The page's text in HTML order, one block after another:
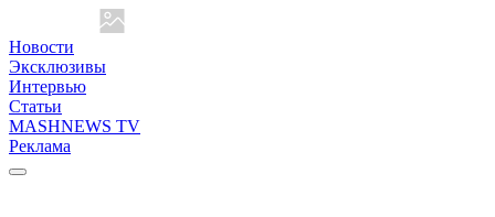
Новости
Эксклюзивы
Интервью
Статьи
MASHNEWS TV
Реклама